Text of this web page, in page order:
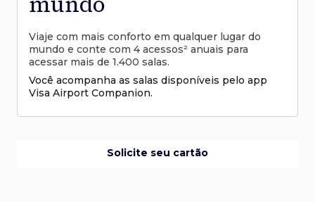
Viaje com mais conforto em qualquer lugar do
mundo e conte com 4 acessos² anuais para
acessar mais de 1.400 salas.
Você acompanha as salas disponíveis pelo app
Visa Airport Companion.
Solicite seu cartão